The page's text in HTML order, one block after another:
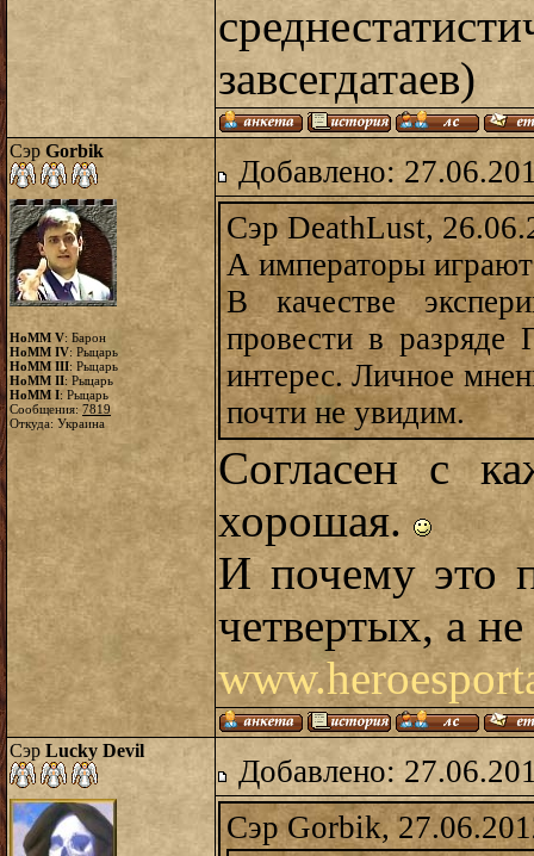
завсегдатаев)
Сэр Gorbik
HoMM V: Барон
HoMM IV: Рыцарь
HoMM III: Рыцарь
HoMM II: Рыцарь
HoMM I: Рыцарь
Сообщения: 7819
Откуда: Украина
Добавлено:
Сэр DeathLust,
А императоры
В качестве
провести в разряде
интерес. Личное
почти не увидим.
Согласен с
хорошая.
И почему это
четвертых, а не
Сэр Lucky Devil
Добавлено:
Сэр Gorbik,